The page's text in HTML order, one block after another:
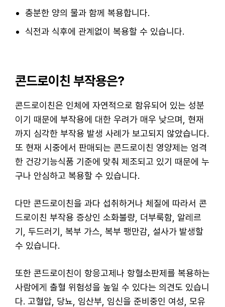
충분한 양의 물과 함께 복용합니다.
식전과 식후에 관계없이 복용할 수 있습니다.
콘드로이친 부작용은?
콘드로이친은 인체에 자연적으로 함유되어 있는 성분
이기 때문에 부작용에 대한 우려가 매우 낮으며, 현재
까지 심각한 부작용 발생 사례가 보고되지 않았습니다.
또 현재 시중에서 판매되는 콘드로이친 영양제는 엄격
한 건강기능식품 기준에 맞춰 제조되고 있기 때문에 누
구나 안심하고 복용할 수 있습니다.
다만 콘드로이친을 과다 섭취하거나 체질에 따라서 콘
드로이친 부작용 증상인 소화불량, 더부룩함, 알레르
기, 두드러기, 복부 가스, 복부 팽만감, 설사가 발생할
수 있습니다.
또한 콘드로이친이 항응고제나 항혈소판제를 복용하는
사람에게 출혈 위험성을 높일 수 있다는 의견도 있습니
다. 고혈압, 당뇨, 임산부, 임신을 준비중인 여성, 모유